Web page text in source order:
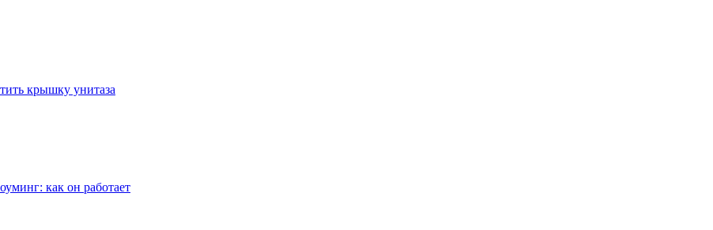
крышку унитаза
как он работает